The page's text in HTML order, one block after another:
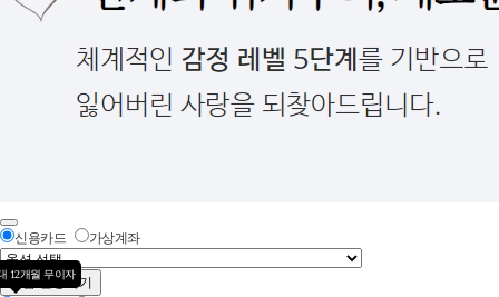
신용카드 가상계좌
상담 신청하기
12개월 무이자